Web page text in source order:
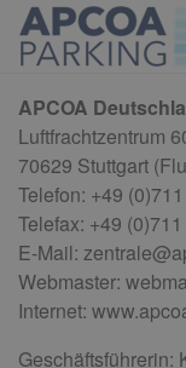
APCOA
Luftfrachtzentrum
70629 Stuttgart
Telefon: +49
Telefax: +49
E-Mail:
Webmaster:
Internet:
Geschäftsführerin: